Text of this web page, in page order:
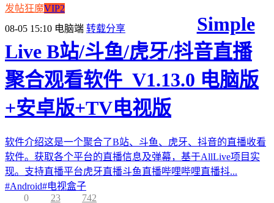
发帖狂魔VIP2
08-05 15:10 电脑端 转载分享
Simple
Live B站/斗鱼/虎牙/抖音直播
聚合观看软件_V1.13.0 电脑版
+安卓版+TV电视版
软件介绍这是一个聚合了B站、斗鱼、虎牙、抖音的直播收看
软件。获取各个平台的直播信息及弹幕，基于AllLive项目实
现。支持直播平台虎牙直播斗鱼直播哔哩哔哩直播抖...
#Android#电视盒子
0
23 742